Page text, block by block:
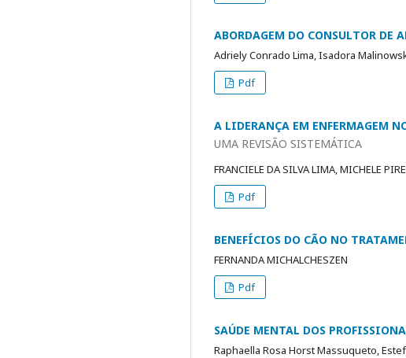
ABORDAGEM DO CONSULTOR DE
Adriely Conrado Lima, Isadora
Pdf
A LIDERANÇA EM ENFERMAGEM
UMA REVISÃO SISTEMÁTICA
FRANCIELE DA SILVA LIMA, MICHELE
Pdf
BENEFÍCIOS DO CÃO NO
FERNANDA MICHALCHESZEN
Pdf
SAÚDE MENTAL DOS
Raphaella Rosa Horst Massuqueto,